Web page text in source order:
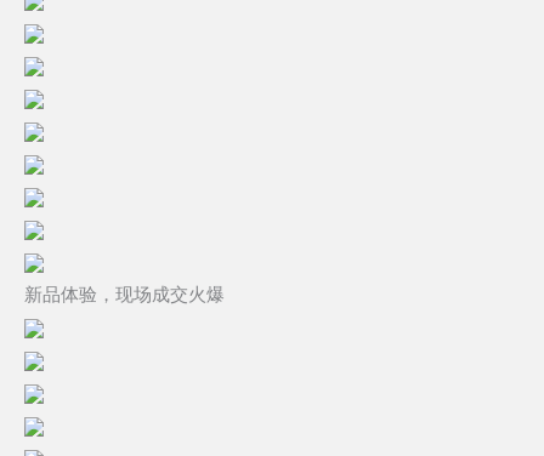
新品体验，现场成交火爆